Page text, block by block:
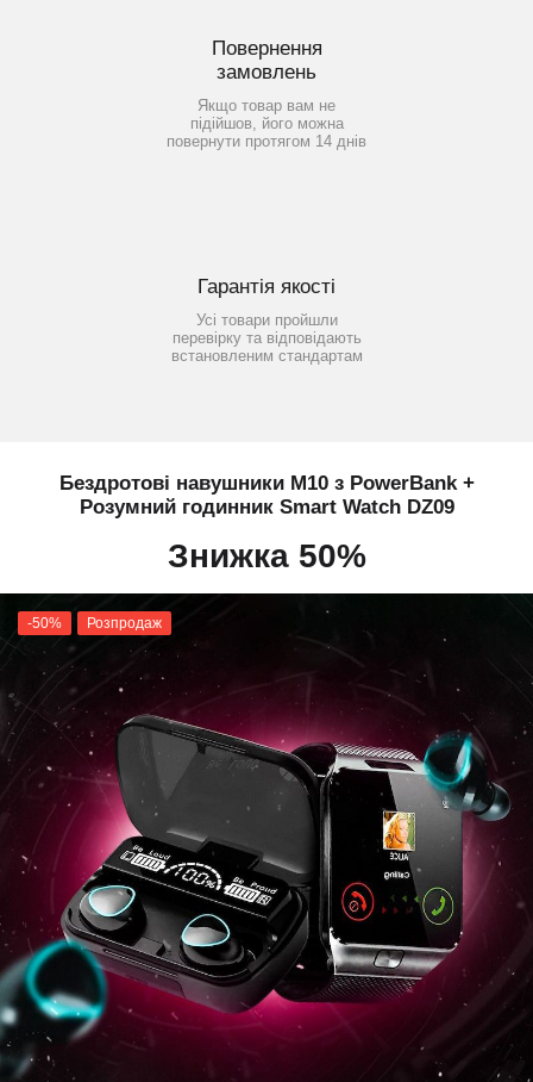
Повернення
замовлень
Якщо товар вам не
підійшов, його можна
повернути протягом 14 днів
Гарантія якості
Усі товари пройшли
перевірку та відповідають
встановленим стандартам
Бездротові навушники M10 з PowerBank +
Розумний годинник Smart Watch DZ09
Знижка 50%
-50% Розпродаж